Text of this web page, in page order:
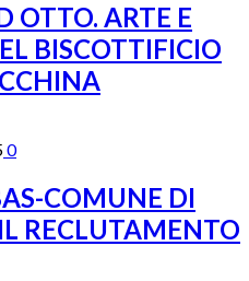
OTTO. ARTE E
BISCOTTIFICIO
0
COMUNE DI
RECLUTAMENTO